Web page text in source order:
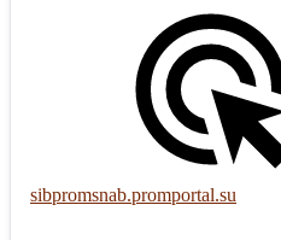
sibpromsnab.promportal.su